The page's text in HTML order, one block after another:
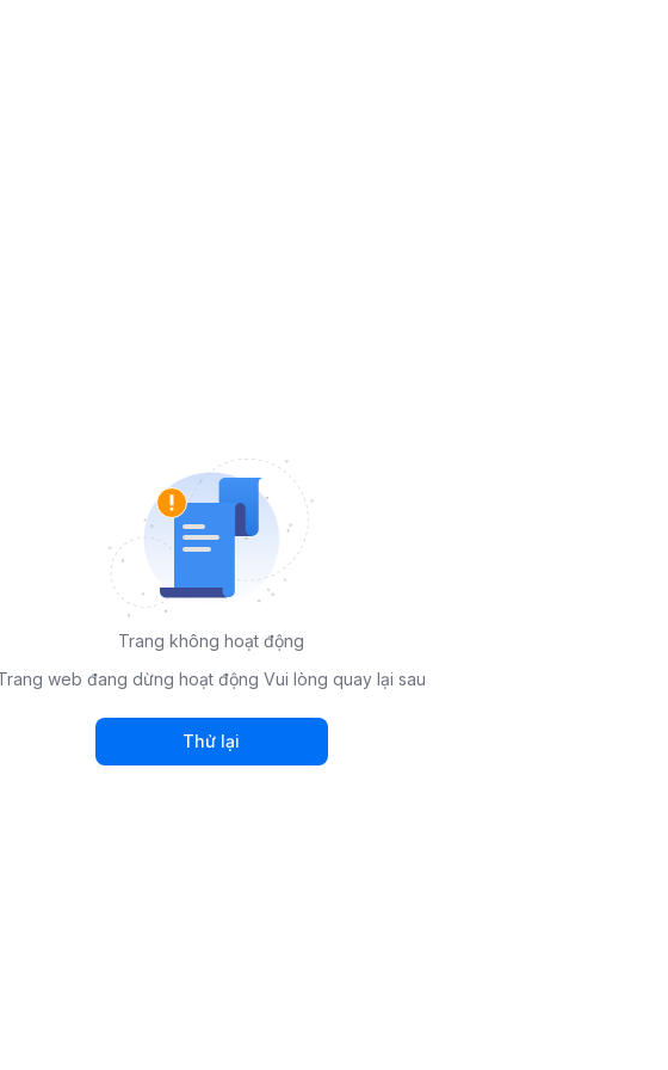
Trang không hoạt động
web đang dừng hoạt động Vui lòng quay lại sau
Thử lại